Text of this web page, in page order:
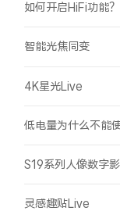
如何开启HiFi功能？
智能光焦同变
4K星光Live
低电量为什么不能
S19系列人像数字
灵感趣贴Live